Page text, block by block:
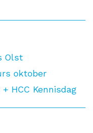
Olst
oktober
HCC Kennisdag